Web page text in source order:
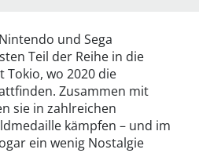
und Sega
Teil der Reihe in die
Tokio, wo 2020 die
Zusammen mit
sie in zahlreichen
kämpfen – und im
ein wenig Nostalgie